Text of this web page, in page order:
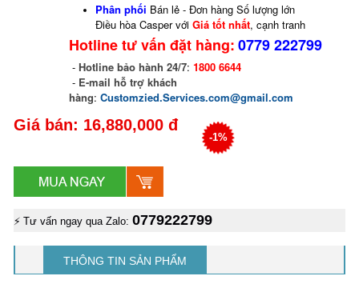
Phân phối Bán lẻ - Đơn hàng Số lượng lớn
Điều hòa Casper với Giá tốt nhất, cạnh tranh
Hotline tư vấn đặt hàng:0779 222799
- Hotline bảo hành 24/7:1800 6644
- E-mail hỗ trợ khách
hàng:Customzied.Services.com@gmail.com
Giá bán: 16,880,000 đ
-1%
⚡ Tư vấn ngay qua Zalo: 0779222799
THÔNG TIN SẢN PHẨM